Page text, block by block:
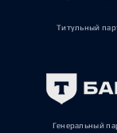
Титульный
Генеральный